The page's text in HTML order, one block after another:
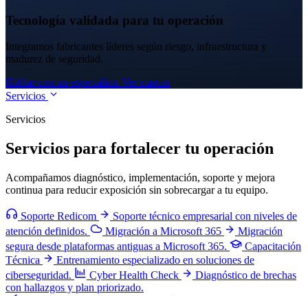
Tecnología validada para tu operación
Integramos fabricantes líderes según riesgo, infraestructura y
madurez de seguridad.
Hablar con un especialista Ver marcas
Servicios
Servicios
Servicios para fortalecer tu operación
Acompañamos diagnóstico, implementación, soporte y mejora
continua para reducir exposición sin sobrecargar a tu equipo.
Soporte Redicom
Soporte técnico empresarial con niveles de
atención definidos.
Migración a Microsoft 365
Migración
segura desde plataformas antiguas a Microsoft 365.
Capacitación
Técnica
Entrenamiento especializado en soluciones de
ciberseguridad.
Cyber Health Check
Diagnóstico de brechas
con hallazgos y plan priorizado.